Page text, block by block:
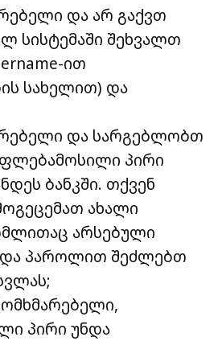
და არ გაქვთ
სისტემაში შეხვალთ
ით
სახელით) და
და სარგებლობთ
პირი
ბანკში. თქვენ
ახალი
არსებული
და პაროლით შეძლებთ
პირი უნდა